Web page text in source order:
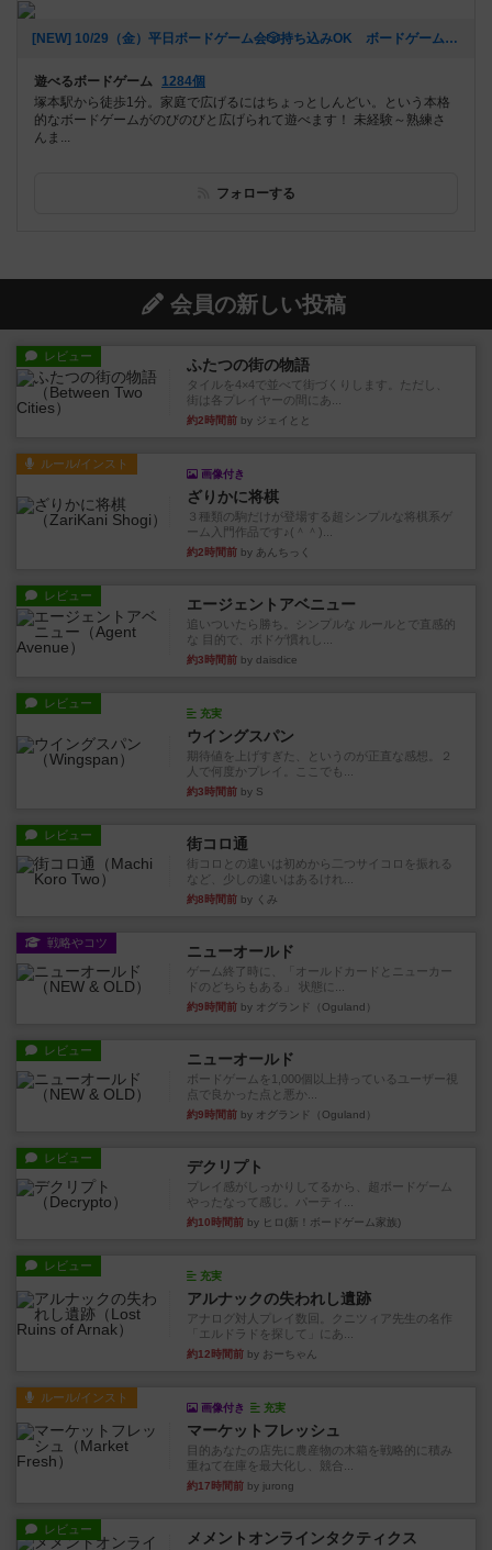
[NEW] 10/29（金）平日ボードゲーム会🎲持ち込みOK ボードゲームCAFENOW主催《初心者さん、おひとりでの参加歓迎!!》（2021年10月22日 11時04分）
遊べるボードゲーム
1284個
塚本駅から徒歩1分。家庭で広げるにはちょっとしんどい。という本格
的なボードゲームがのびのびと広げられて遊べます！ 未経験～熟練さ
んま...
フォローする
会員の新しい投稿
レビュー ふたつの街の物語
タイルを4×4で並べて街づくりします。ただし、
街は各プレイヤーの間にあ...
約2時間前 by ジェイとと
ルール/インスト
画像付き
ざりかに将棋
３種類の駒だけが登場する超シンプルな将棋系ゲ
ーム入門作品です♪(＾＾)...
約2時間前 by あんちっく
レビュー エージェントアベニュー
追いついたら勝ち。シンプルな ルールとで直感的
な 目的で、ボドゲ慣れし...
約3時間前 by daisdice
レビュー
充実
ウイングスパン
期待値を上げすぎた、というのが正直な感想。２
人で何度かプレイ。ここでも...
約3時間前 by S
レビュー 街コロ通
街コロとの違いは初めから二つサイコロを振れる
など、少しの違いはあるけれ...
約8時間前 by くみ
戦略やコツ ニューオールド
ゲーム終了時に、「オールドカードとニューカー
ドのどちらもある」 状態に...
約9時間前 by オグランド（Oguland）
レビュー ニューオールド
ボードゲームを1,000個以上持っているユーザー視
点で良かった点と悪か...
約9時間前 by オグランド（Oguland）
レビュー デクリプト
プレイ感がしっかりしてるから、超ボードゲーム
やったなって感じ。パーティ...
約10時間前 by ヒロ(新！ボードゲーム家族)
レビュー
充実
アルナックの失われし遺跡
アナログ対人プレイ数回。クニツィア先生の名作
「エルドラドを探して」にあ...
約12時間前 by おーちゃん
ルール/インスト
画像付き 充実
マーケットフレッシュ
目的あなたの店先に農産物の木箱を戦略的に積み
重ねて在庫を最大化し、競合...
約17時間前 by jurong
レビュー メメントオンラインタクティクス